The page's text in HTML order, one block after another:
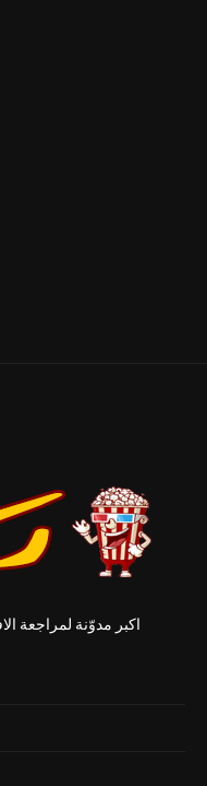
اكبر مدوّنة لمراجعة